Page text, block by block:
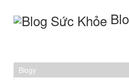
vòi trứng ở nữ
Blogy